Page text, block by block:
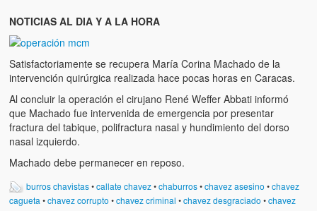
Blog. (Todos Unidos por Venezuela welcomes you to our Blog)
Acerca de este blog (About this Blog)
Artículos
El Tipo y los Rojos en Los Teques (The Jerk and the Reds in
Teques)
La burla del Chavez “tan amante de los niños” (The mockery of
NOTICIAS AL DIA Y A LA HORA
Satisfactoriamente se recupera María Corina Machado de la
intervención quirúrgica realizada hace pocas horas en Caracas.
Al concluir la operación el cirujano René Weffer Abbati informó
que Machado fue intervenida de emergencia por presentar
fractura del tabique, polifractura nasal y hundimiento del dorso
nasal izquierdo.
Machado debe permanecer en reposo.
burros chavistas•callate chavez•chaburros•chavez asesino •chavez
cagueta •chavez corrupto •chavez criminal •chavez desgraciado •chavez